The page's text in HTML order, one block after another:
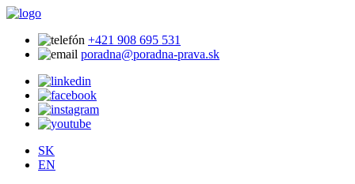
+421 908 695 531
poradna@poradna-prava.sk
SK
EN